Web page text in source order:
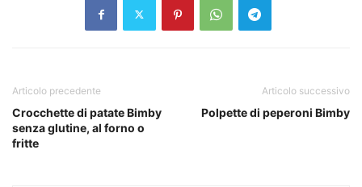
Articolo precedente
Crocchette di patate Bimby
senza glutine, al forno o
fritte
Articolo successivo
Polpette di peperoni Bimby